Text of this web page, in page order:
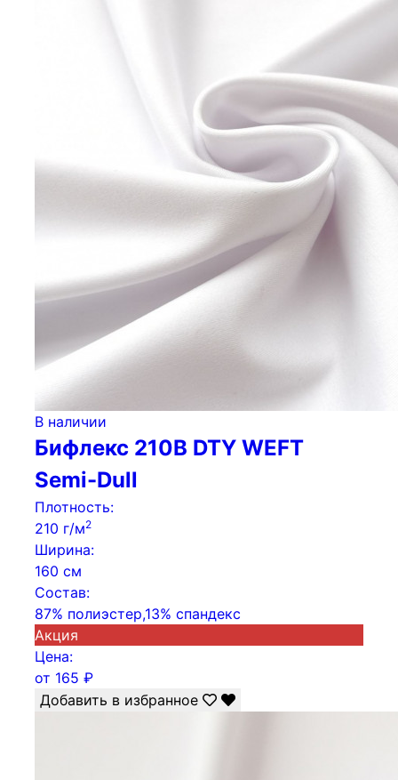
В наличии
Бифлекс 210B DTY WEFT
Semi-Dull
Плотность:
210 г/м2
Ширина:
160 см
Состав:
87% полиэстер,13% спандекс
Акция
Цена:
от 165 ₽
Добавить в избранное